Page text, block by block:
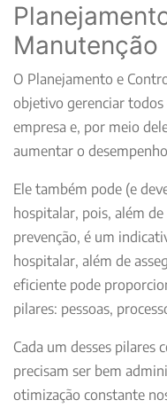
Manutenção
O Planejamento e
objetivo gerenciar todos
empresa e, por meio
aumentar o
Ele também pode (e
hospitalar, pois, além
prevenção, é um
hospitalar, além de
eficiente pode
pilares: pessoas,
Cada um desses pilares
precisam ser bem
otimização constante